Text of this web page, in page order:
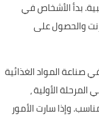
بدأ الأشخاص في
والحصول على
المواد الغذائية
الأولية ،
وإذا سارت الأمور